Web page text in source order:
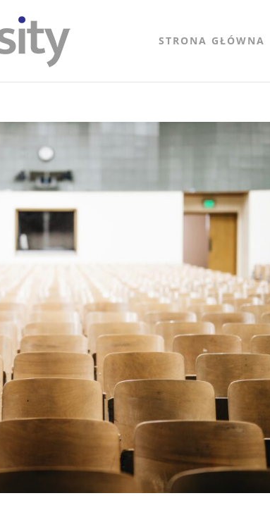
STRONA GŁÓWNA